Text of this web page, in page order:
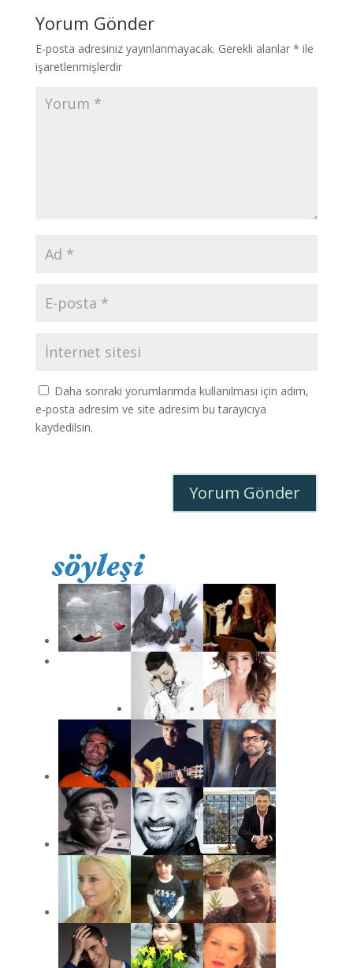
Yorum Gönder
E-posta adresiniz yayınlanmayacak. Gerekli alanlar * ile
işaretlenmişlerdir
Daha sonraki yorumlarımda kullanılması için adım,
e-posta adresim ve site adresim bu tarayıcıya
kaydedilsin.